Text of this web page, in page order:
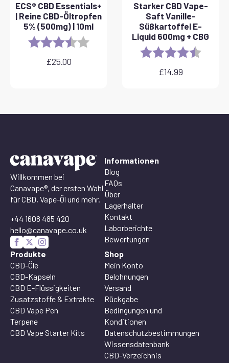
ECS® CBD Essentials+
| Reine CBD-Öltropfen
5% (500mg) | 10ml
Rating: 3.8 out of 5 stars
£25.00
Starker CBD Vape-
Saft Vanille-
Süßkartoffel E-
Liquid 600mg + CBG
Rating: 4.6 out
£14.99
Willkommen bei
Canavape®, der ersten Wahl
für CBD, Vape-Öl und mehr.
+44 1608 485 420
hello@canavape.co.uk
Informationen
Blog
FAQs
Über
Lagerhalter
Kontakt
Laborberichte
Bewertungen
Produkte
CBD-Öle
CBD-Kapseln
CBD E-Flüssigkeiten
Zusatzstoffe & Extrakte
CBD Vape Pen
Terpene
CBD Vape Starter Kits
Shop
Mein Konto
Belohnungen
Versand
Rückgabe
Bedingungen und
Konditionen
Datenschutzbestimmungen
Wissensdatenbank
CBD-Verzeichnis